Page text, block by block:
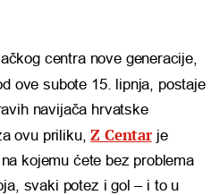
centra nove generacije,
ove subote 15. lipnja, postaje
navijača hrvatske
ovu priliku,Z Centarje
kojemu ćete bez problema
svaki potez i gol – i to u